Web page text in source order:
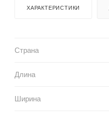
ХАРАКТЕРИСТИКИ
Страна
Длина
Ширина